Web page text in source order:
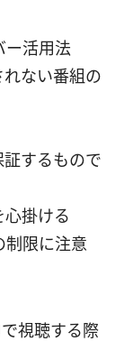
ー活用法
ない番組の
するもので
掛ける
制限に注意
視聴する際